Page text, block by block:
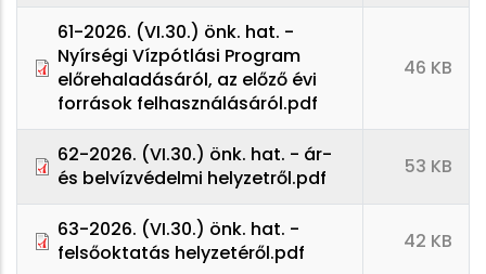
61-2026. (VI.30.) önk. hat. -
Nyírségi Vízpótlási Program
előrehaladásáról, az előző évi
források felhasználásáról.pdf
46 KB
62-2026. (VI.30.) önk. hat. - ár-
és belvízvédelmi helyzetről.pdf
53 KB
63-2026. (VI.30.) önk. hat. -
felsőoktatás helyzetéről.pdf
42 KB